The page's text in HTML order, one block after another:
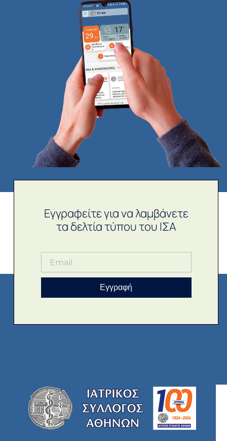
Εγγραφείτε για να λαμβάνετε
τα δελτία τύπου του ΙΣΑ
Εγγραφή